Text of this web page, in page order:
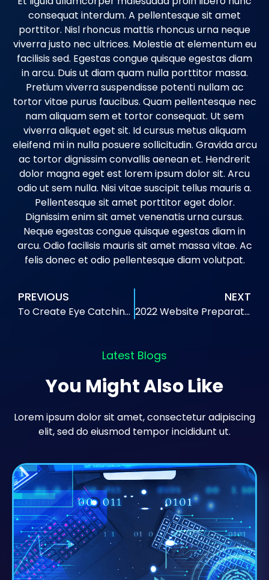
consequat interdum. A pellentesque sit amet
porttitor. Nisl rhoncus mattis rhoncus urna neque
viverra justo nec ultrices. Molestie at elementum eu
facilisis sed. Egestas congue quisque egestas diam
in arcu. Duis ut diam quam nulla porttitor massa.
Pretium viverra suspendisse potenti nullam ac
tortor vitae purus faucibus. Quam pellentesque nec
nam aliquam sem et tortor consequat. Ut sem
viverra aliquet eget sit. Id cursus metus aliquam
eleifend mi in nulla posuere sollicitudin. Gravida arcu
ac tortor dignissim convallis aenean et. Hendrerit
dolor magna eget est lorem ipsum dolor sit. Arcu
odio ut sem nulla. Nisi vitae suscipit tellus mauris a.
Pellentesque sit amet porttitor eget dolor.
Dignissim enim sit amet venenatis urna cursus.
Neque egestas congue quisque egestas diam in
arcu. Odio facilisis mauris sit amet massa vitae. Ac
felis donec et odio pellentesque diam volutpat.
PREVIOUS
To Create Eye Catching Emails
NEXT
2022 Website Preparation Guide
Latest Blogs
You Might Also Like
Lorem ipsum dolor sit amet, consectetur adipiscing
elit, sed do eiusmod tempor incididunt ut.